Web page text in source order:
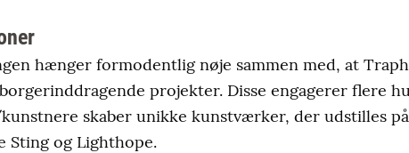
hænger formodentlig nøje sammen med, at
projekter. Disse engagerer flere
skaber unikke kunstværker, der udstilles
Sting og Lighthope.